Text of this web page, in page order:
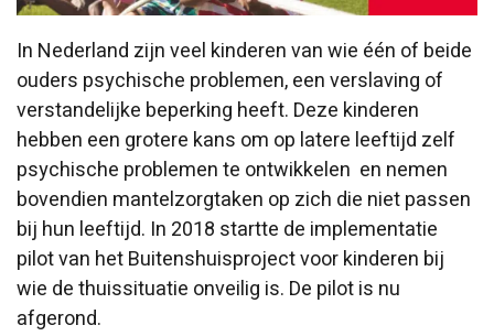
In Nederland zijn veel kinderen van wie één of beide
ouders psychische problemen, een verslaving of
verstandelijke beperking heeft. Deze kinderen
hebben een grotere kans om op latere leeftijd zelf
psychische problemen te ontwikkelen en nemen
bovendien mantelzorgtaken op zich die niet passen
bij hun leeftijd. In 2018 startte de implementatie
pilot van het Buitenshuisproject voor kinderen bij
wie de thuissituatie onveilig is. De pilot is nu
afgerond.